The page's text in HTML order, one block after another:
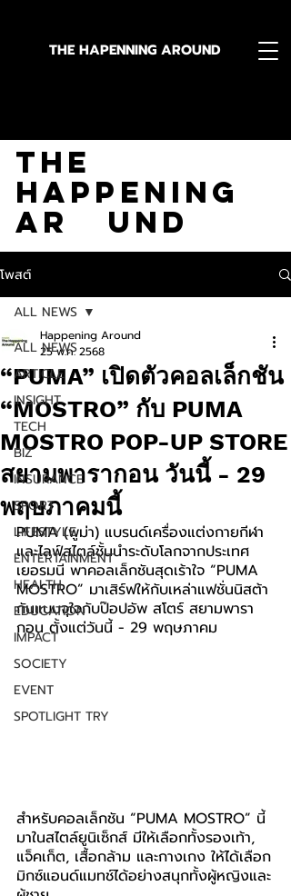
THE HAPENNING AROUND
The
Happening
Ar und
โพสต์
ALL NEWS
ARTICLE
INSIGHT
TECH
BIZ
INSURANCE
SPORT
LIFESTYLE
ENTERTAINMENT
HEALTH
EDUCATION
IMPACT
SOCIETY
EVENT
SPOTLIGHT TRY
ALL NEWS
“PUMA” เปิดตัวคอลเล็กชัน
“MOSTRO” กับ PUMA
MOSTRO POP-UP STORE
สยามพารากอน วันนี้ - 29
พฤษภาคมนี้
Happening Around
25 พ.ค. 2568
PUMA (พูม่า) แบรนด์เครื่องแต่งกายกีฬา
และไลฟ์สไตล์ชั้นนำระดับโลกจากประเทศ
เยอรมนี พาคอลเล็กชันสุดเร้าใจ “PUMA
MOSTRO” มาเสิร์ฟให้กับเหล่าแฟชั่นนิสต้า
กันแบบจุใจกับป๊อปอัพ สโตร์ สยามพารา
กอน ตั้งแต่วันนี้ - 29 พฤษภาคม
สำหรับคอลเล็กชัน “PUMA MOSTRO” นี้
มาในสไตล์ยูนิเซ็กส์ มีให้เลือกทั้งรองเท้า,
แจ็คเก็ต, เสื้อกล้าม และกางเกง ให้ได้เลือก
มิกซ์แอนด์แมทช์ได้อย่างสนุกทั้งผู้หญิงและ